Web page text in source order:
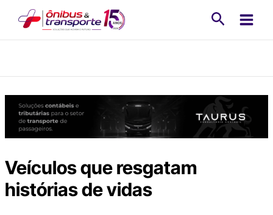
Veículos que resgatam
histórias de vidas